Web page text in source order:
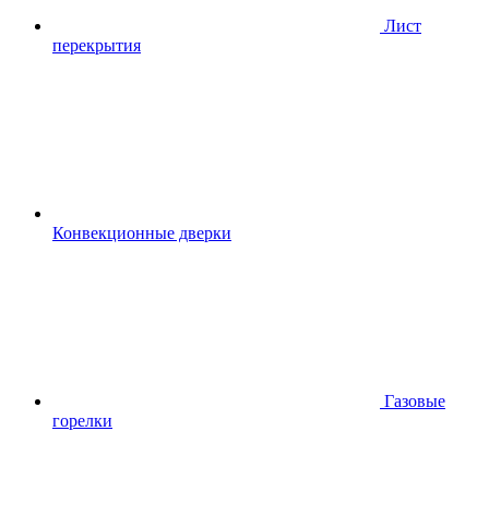
Лист
перекрытия
Конвекционные дверки
Газовые
горелки